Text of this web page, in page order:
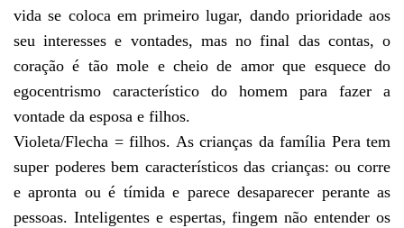
vida se coloca em primeiro lugar, dando prioridade aos
seu interesses e vontades, mas no final das contas, o
coração é tão mole e cheio de amor que esquece do
egocentrismo característico do homem para fazer a
vontade da esposa e filhos.
Violeta/Flecha = filhos. As crianças da família Pera tem
super poderes bem característicos das crianças: ou corre
e apronta ou é tímida e parece desaparecer perante as
pessoas. Inteligentes e espertas, fingem não entender os